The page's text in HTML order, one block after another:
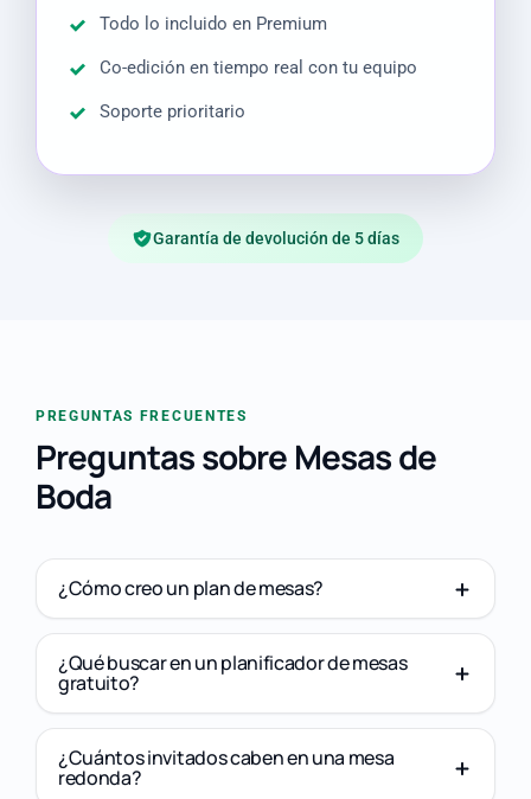
Todo lo incluido en Premium
Co-edición en tiempo real con tu equipo
Soporte prioritario
Garantía de devolución de 5 días
PREGUNTAS FRECUENTES
Preguntas sobre Mesas de
Boda
¿Cómo creo un plan de mesas?
¿Qué buscar en un planificador de mesas
gratuito?
¿Cuántos invitados caben en una mesa
redonda?